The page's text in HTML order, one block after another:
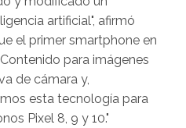
artificial", afirmó
el primer smartphone en
para imágenes
de cámara y,
esta tecnología para
Pixel 8, 9 y 10."